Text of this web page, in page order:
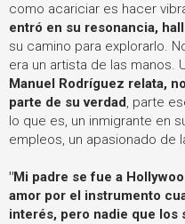
como acariciar es hacer
entró en su resonancia,
su camino para explorarlo.
era un artista de las manos.
Manuel Rodríguez relata,
parte de su verdad, parte
lo que es, un inmigrante en
empleos, un apasionado de
"Mi padre se fue a
amor por el instrumento
interés, pero nadie que los